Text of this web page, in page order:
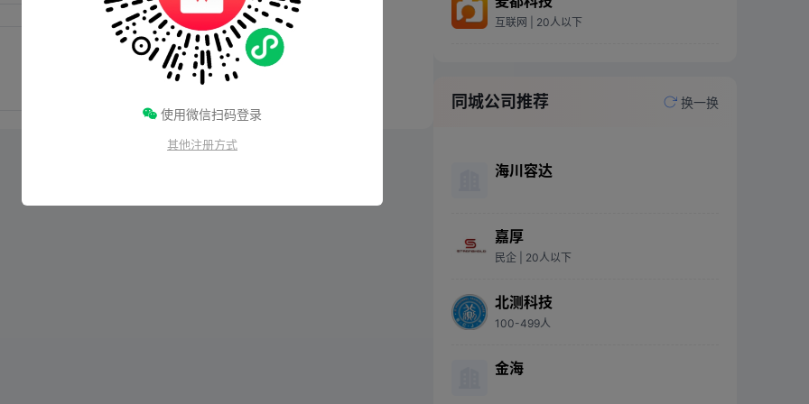
互联网 | 20人以下
同城公司推荐 换一换
海川容达
嘉厚
民企 | 20人以下
北测科技
100-499人
金海
使用微信扫码登录
其他注册方式